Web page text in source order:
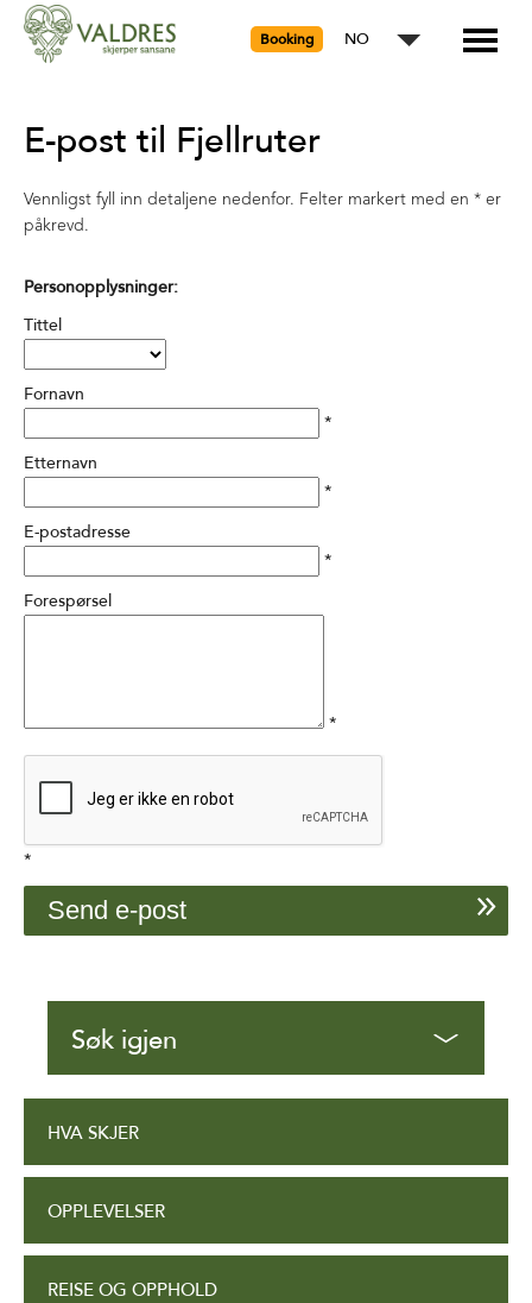
Booking NO
E-post til Fjellruter
Vennligst fyll inn detaljene nedenfor. Felter markert med en * er
påkrevd.
Personopplysninger:
Tittel
Fornavn
*
Etternavn
*
E-postadresse
*
Forespørsel
*
*
Søk igjen
HVA SKJER
OPPLEVELSER
REISE OG OPPHOLD